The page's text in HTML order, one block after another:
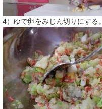
4）ゆで卵をみじん切りにする。